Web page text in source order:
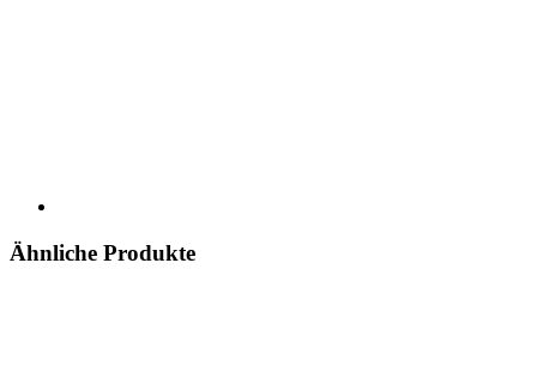
Ähnliche Produkte